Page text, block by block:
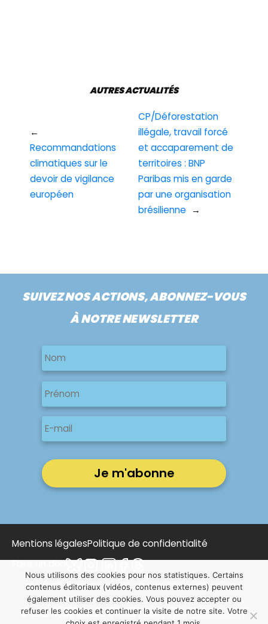
←
Recommandations
climatiques sur le
devoir de vigilance
européen
AUTRES ACTUALITÉS
CP/Déforestation
illégale, travail forcé
et accaparement de
territoires : BNP
Paribas mis en garde
par une organisation
brésilienne
→
SUIVEZ NOS ACTIONS, ABONNEZ-VOUS
À NOTRE NEWSLETTER
Nom
Nom
Nom
Prénom
E-
mail
Mentions légalesPolitique de confidentialité
Faire un don
© 2025 Notre Affaire à Tous | Conçu parNOUS, Ouvert,
Nous utilisons des cookies pour nos statistiques. Certains
contenus éditoriaux (vidéos, contenus externes) peuvent
également utiliser des cookies. Vous pouvez accepter ou
refuser les cookies et continuer la visite de notre site. Votre